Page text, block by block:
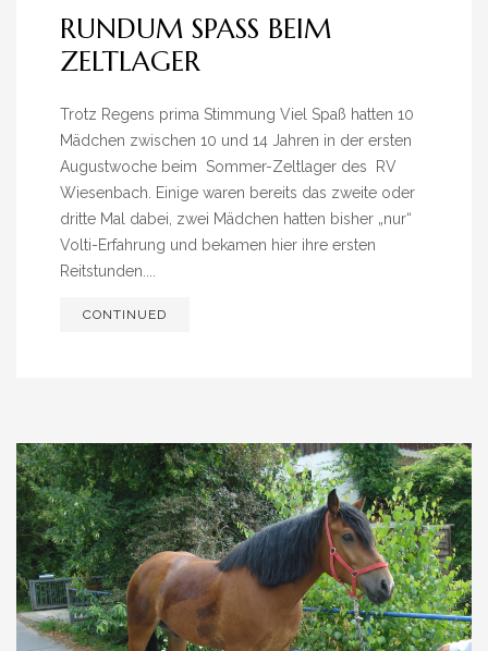
RUNDUM SPASS BEIM Z
ELTLAGER
Trotz Regens prima Stimmung Viel Spaß hatten 10
Mädchen zwischen 10 und 14 Jahren in der ersten
Augustwoche beim Sommer-Zeltlager des RV
Wiesenbach. Einige waren bereits das zweite oder
dritte Mal dabei, zwei Mädchen hatten bisher „nur“
Volti-Erfahrung und bekamen hier ihre ersten
Reitstunden....
CONTINUED